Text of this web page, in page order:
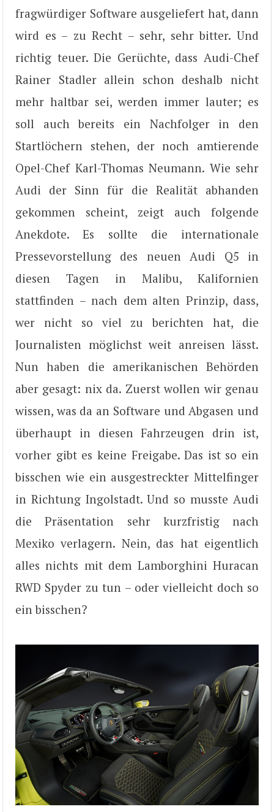
fragwürdiger Software ausgeliefert hat, dann
wird es – zu Recht – sehr, sehr bitter. Und
richtig teuer. Die Gerüchte, dass Audi-Chef
Rainer Stadler allein schon deshalb nicht
mehr haltbar sei, werden immer lauter; es
soll auch bereits ein Nachfolger in den
Startlöchern stehen, der noch amtierende
Opel-Chef Karl-Thomas Neumann. Wie sehr
Audi der Sinn für die Realität abhanden
gekommen scheint, zeigt auch folgende
Anekdote. Es sollte die internationale
Pressevorstellung des neuen Audi Q5 in
diesen Tagen in Malibu, Kalifornien
stattfinden – nach dem alten Prinzip, dass,
wer nicht so viel zu berichten hat, die
Journalisten möglichst weit anreisen lässt.
Nun haben die amerikanischen Behörden
aber gesagt: nix da. Zuerst wollen wir genau
wissen, was da an Software und Abgasen und
überhaupt in diesen Fahrzeugen drin ist,
vorher gibt es keine Freigabe. Das ist so ein
bisschen wie ein ausgestreckter Mittelfinger
in Richtung Ingolstadt. Und so musste Audi
die Präsentation sehr kurzfristig nach
Mexiko verlagern. Nein, das hat eigentlich
alles nichts mit dem Lamborghini Huracan
RWD Spyder zu tun – oder vielleicht doch so
ein bisschen?